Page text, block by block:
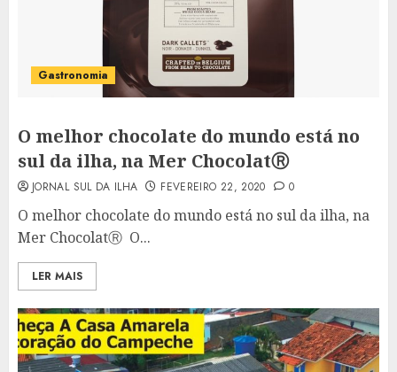
Gastronomia
O melhor chocolate do mundo está no
sul da ilha, na Mer ChocolatⓇ
JORNAL SUL DA ILHA FEVEREIRO 22, 2020 0
O melhor chocolate do mundo está no sul da ilha, na
Mer ChocolatⓇ O...
LER MAIS